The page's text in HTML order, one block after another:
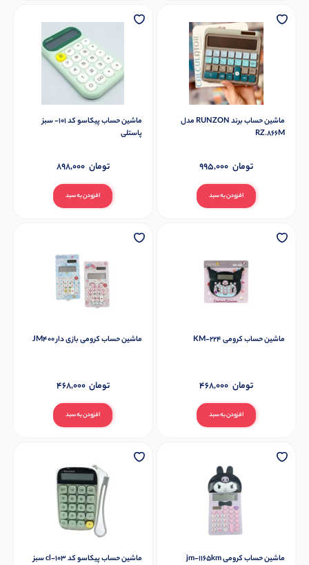
ماشین حساب برند RUNZON مدل
RZ.866M
افزودن به سبد
995,000 تومان
ماشین حساب پیکاسو کد 101- سبز
پاستلی
افزودن به سبد
898,000 تومان
ماشین حساب کرومی KM-224
افزودن به سبد
468,000 تومان
ماشین حساب کرومی بازی دار JM400
افزودن به سبد
468,000 تومان
ماشین حساب کرومی jm-1165km
ماشین حساب پیکاسو کد cl-103 سبز